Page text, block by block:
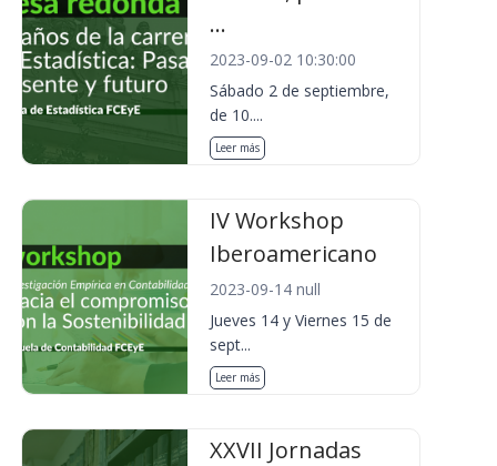
...
2023-09-02 10:30:00
Sábado 2 de septiembre,
de 10....
Leer más
IV Workshop
Iberoamericano
2023-09-14 null
Jueves 14 y Viernes 15 de
sept...
Leer más
XXVII Jornadas